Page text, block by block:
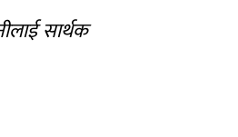
सार्थक